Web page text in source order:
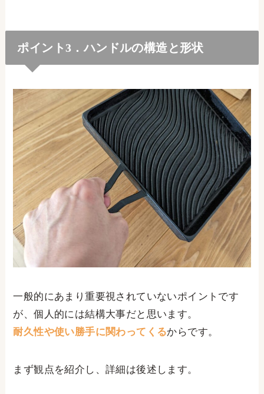
ポイント3．ハンドルの構造と形状
一般的にあまり重要視されていないポイントです
が、個人的には結構大事だと思います。
耐久性や使い勝手に関わってくるからです。
まず観点を紹介し、詳細は後述します。